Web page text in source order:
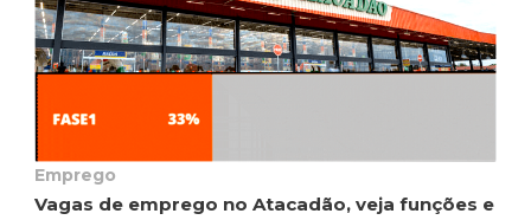
Emprego
Vagas de emprego no Atacadão, veja funções e